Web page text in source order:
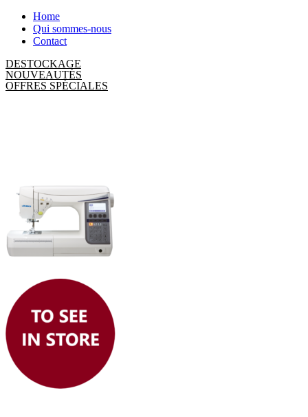
Home
Qui sommes-nous
Contact
DESTOCKAGE
NOUVEAUTÉS
OFFRES SPÉCIALES